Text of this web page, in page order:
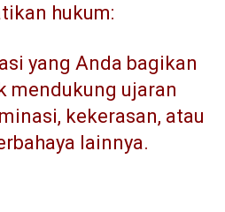
hukum:
yang Anda bagikan
mendukung ujaran
kekerasan, atau
lainnya.